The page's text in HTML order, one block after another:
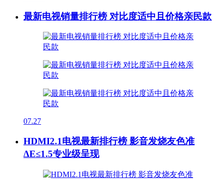
最新电视销量排行榜 对比度适中且价格亲民款
07.27
HDMI2.1电视最新排行榜 影音发烧友色准
ΔE≤1.5专业级呈现